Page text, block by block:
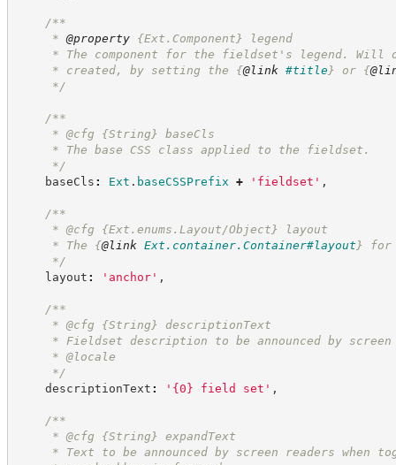
/**
* @property {Ext.Component}
legend
* The component for the fieldset's legend. Will
* created, by setting the {@link #title} or {
*/
/**
* @cfg {String}
baseCls
* The base CSS class applied to the fieldset.
*/
baseCls : Ext . baseCSSPrefix + ' fieldset ' ,
/**
* @cfg {Ext.enums.Layout/Object} layout
* The {@link Ext.container.Container#layout } for
*/
layout : ' anchor' ,
/**
* @cfg {String}
descriptionText
* Fieldset description to be announced by screen
* @locale
*/
descriptionText : ' {0} field set ' ,
/**
* @cfg {String}
expandText
* Text to be announced by screen readers when